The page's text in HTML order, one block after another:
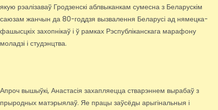
якую рэалізаваў Гродзенскі аблвыканкам сумесна з Беларускім
саюзам жанчын да 80-годдзя вызвалення Беларусі ад нямецка-
фашысцкіх захопнікаў і ў рамках Рэспубліканскага марафону
моладзі і студэнцтва.
Апроч вышыўкі, Анастасія захапляецца стварэннем вырабаў з
прыродных матэрыялаў. Яе працы заўсёды арыгінальныя і